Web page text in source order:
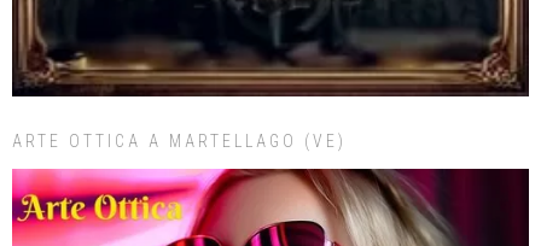
ARTE OTTICA A MARTELLAGO (VE)